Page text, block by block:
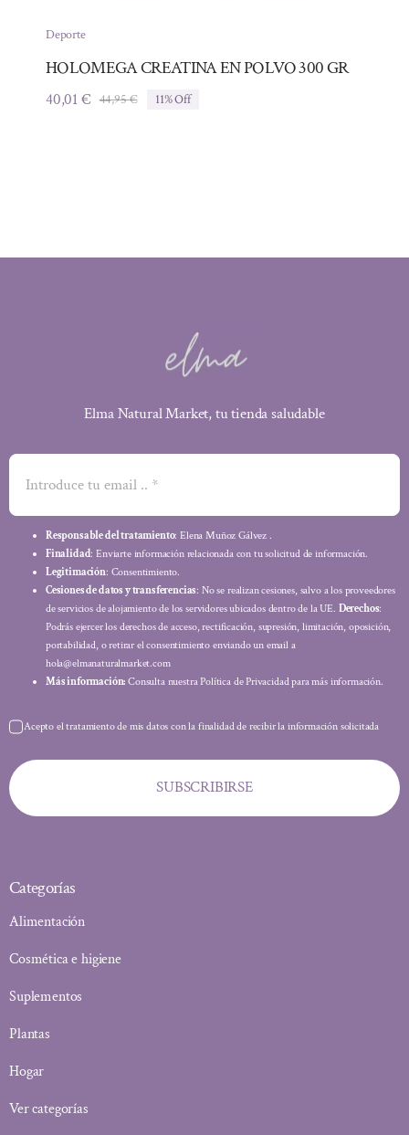
Deporte
HOLOMEGA CREATINA EN POLVO 300 GR
44,95€El
40,01€
El
11% Off
Elma Natural Market, tu tienda saludable
Responsable del tratamiento: Elena Muñoz Gálvez .
Finalidad: Enviarte información relacionada con tu solicitud de información.
Legitimación: Consentimiento.
Cesiones de datos y transferencias: No se realizan cesiones, salvo a los proveedores
de servicios de alojamiento de los servidores ubicados dentro de la UE. Derechos:
Podrás ejercer los derechos de acceso, rectificación, supresión, limitación, oposición,
portabilidad, o retirar el consentimiento enviando un email a
hola@elmanaturalmarket.com
Más información: Consulta nuestra Política de Privacidad para más información.
Acepto el tratamiento de mis datos con la finalidad de recibir la información solicitada
SUBSCRIBIRSE
Categorías
Alimentación
Cosmética e higiene
Suplementos
Plantas
Hogar
Ver categorías